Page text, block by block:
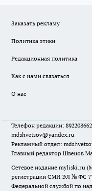
Заказать рекламу
Политика этики
Редакционная политика
Как с нами связаться
О нас
Телефон редакции:
mdshvetsov@yandex.ru
Рекламный отдел:
Главный редактор Швецов
Сетевое издание myliski.ru
регистрации СМИ ЭЛ № ФС 77
Федеральной службой по